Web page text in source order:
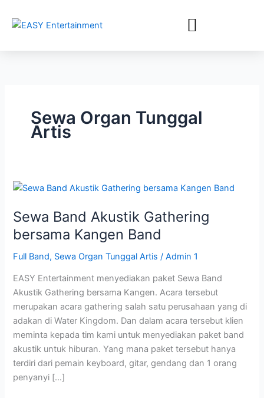
Sewa Organ Tunggal
Artis
Sewa Band Akustik Gathering
bersama Kangen Band
Full Band, Sewa Organ Tunggal Artis /Admin 1
EASY Entertainment menyediakan paket Sewa Band
Akustik Gathering bersama Kangen. Acara tersebut
merupakan acara gathering salah satu perusahaan yang di
adakan di Water Kingdom. Dan dalam acara tersebut klien
meminta kepada tim kami untuk menyediakan paket band
akustik untuk hiburan. Yang mana paket tersebut hanya
terdiri dari pemain keyboard, gitar, gendang dan 1 orang
penyanyi […]
Sewa
Akustik
Gathering
bersama
Kangen